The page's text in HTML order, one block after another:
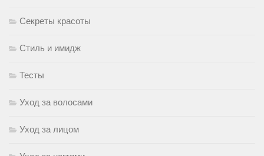
Секреты красоты
Стиль и имидж
Тесты
Уход за волосами
Уход за лицом